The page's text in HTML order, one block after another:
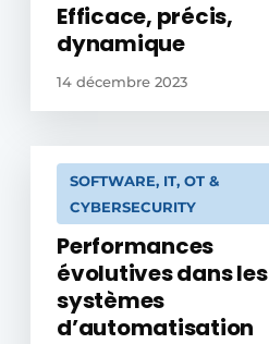
Efficace, précis,
dynamique
14 décembre 2023
SOFTWARE, IT, OT &
CYBERSECURITY
Performances
évolutives dans les
systèmes
d’automatisation